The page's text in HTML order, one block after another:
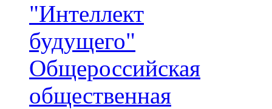
"Интеллект
будущего"
Общероссийская
общественная